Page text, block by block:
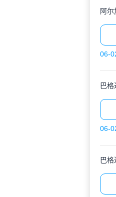
阿
06-
巴格
06-
巴